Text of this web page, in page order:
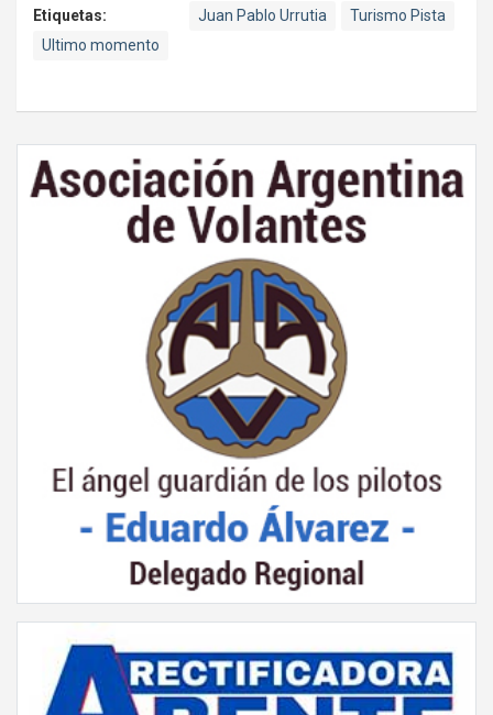
Etiquetas: Juan Pablo Urrutia
Turismo Pista
Ultimo momento